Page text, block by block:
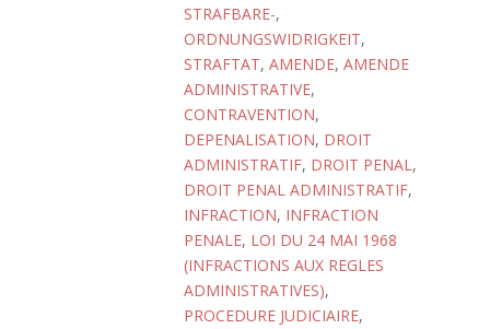
STRAFBARE-,
ORDNUNGSWIDRIGKEIT,
STRAFTAT, AMENDE, AMENDE
ADMINISTRATIVE,
CONTRAVENTION,
DEPENALISATION, DROIT
ADMINISTRATIF, DROIT PENAL,
DROIT PENAL ADMINISTRATIF,
INFRACTION, INFRACTION
PENALE, LOI DU 24 MAI 1968
(INFRACTIONS AUX REGLES
ADMINISTRATIVES),
PROCEDURE JUDICIAIRE,